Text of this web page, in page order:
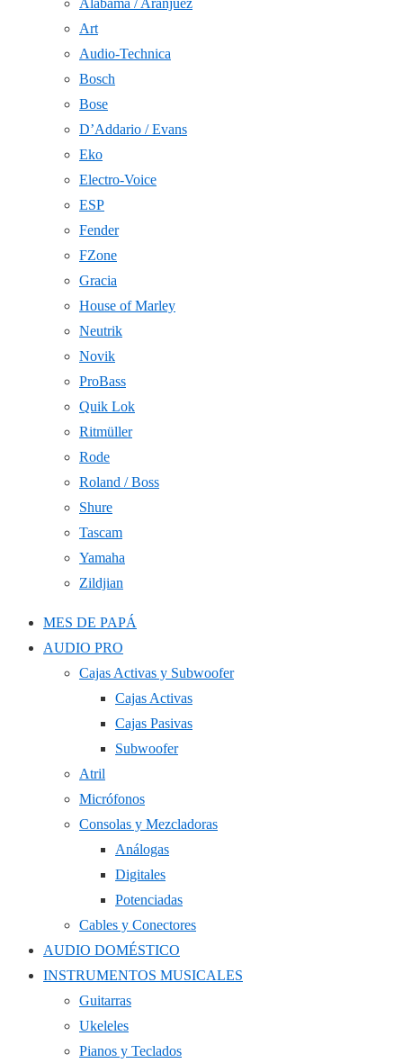
Alabama / Aranjuez
Art
Audio-Technica
Bosch
Bose
D’Addario / Evans
Eko
Electro-Voice
ESP
Fender
FZone
Gracia
House of Marley
Neutrik
Novik
ProBass
Quik Lok
Ritmüller
Rode
Roland / Boss
Shure
Tascam
Yamaha
Zildjian
MES DE PAPÁ
AUDIO PRO
Cajas Activas y Subwoofer
Cajas Activas
Cajas Pasivas
Subwoofer
Atril
Micrófonos
Consolas y Mezcladoras
Análogas
Digitales
Potenciadas
Cables y Conectores
AUDIO DOMÉSTICO
INSTRUMENTOS MUSICALES
Guitarras
Ukeleles
Pianos y Teclados